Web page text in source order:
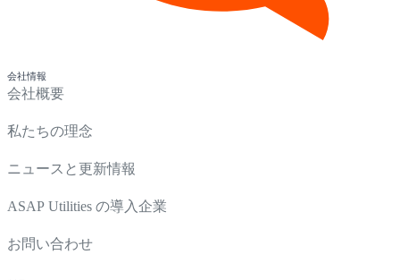
会社情報
会社概要
私たちの理念
ニュースと更新情報
ASAP Utilities の導入企業
お問い合わせ